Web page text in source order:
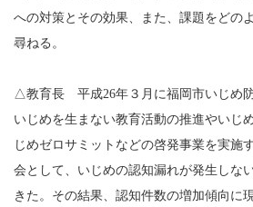
への対策とその効果、また、課題をどの
尋ねる。
△教育長 平成26年３月に福岡市いじめ防
いじめを生まない教育活動の推進やいじ
じめゼロサミットなどの啓発事業を実施
会として、いじめの認知漏れが発生しな
きた。その結果、認知件数の増加傾向に